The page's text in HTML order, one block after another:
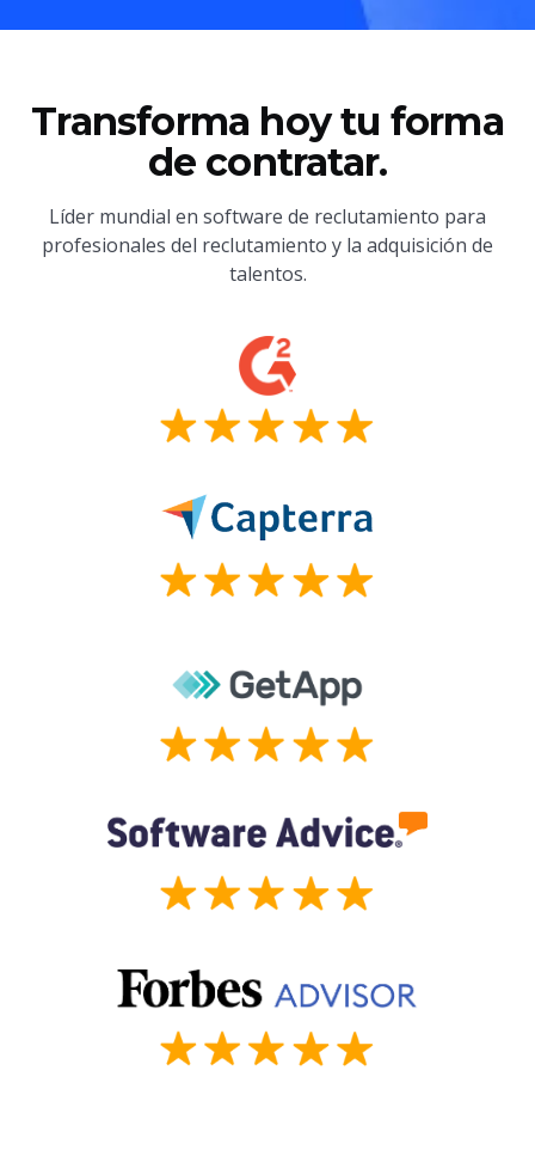
Transforma hoy tu forma
de contratar.
Líder mundial en software de reclutamiento para
profesionales del reclutamiento y la adquisición de
talentos.